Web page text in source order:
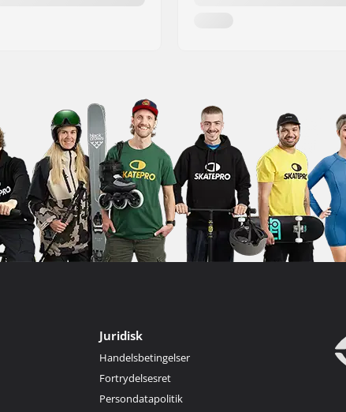
Juridisk
Handelsbetingelser
Fortrydelsesret
Persondatapolitik